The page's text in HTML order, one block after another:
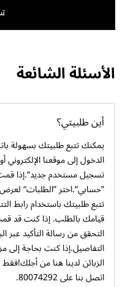
الأسئلة الشائعة
أين طلبيتي؟
يمكنك تتبع طلبيتك بسهولة
الدخول إلى موقعنا
تسجيل مستخدم جديد“.إذا
”حسابي“.اختر ”الطلبات“
تتبع طلبيتك باستخدام رابط
قيامك بالطلب. إذا كنت قد
التحقق من رسالة التأكيد عبر
التفاصيل.إذا كنت بحاجة إلى
الزبائن لدينا هنا من
اتصل بنا على 80074292.